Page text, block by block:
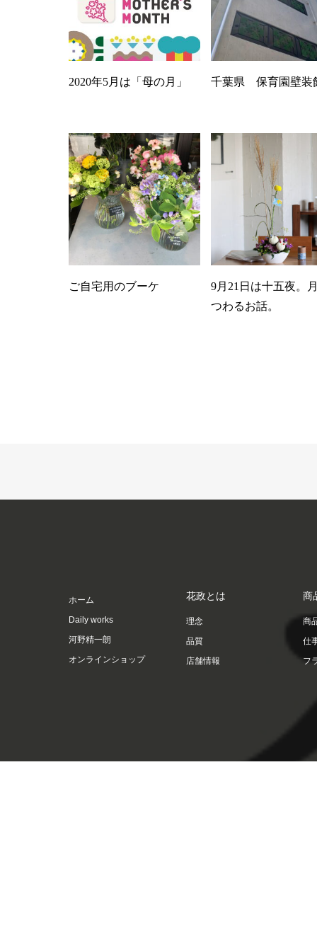
2020年5月は「母の月」 千葉県 保育園壁装
ご自宅用のブーケ
9月21日は十五夜。
つわるお話。
ホーム
Daily works
河野精一朗
オンラインショップ
花政とは
理念
品質
店舗情報
商
商
仕
フ